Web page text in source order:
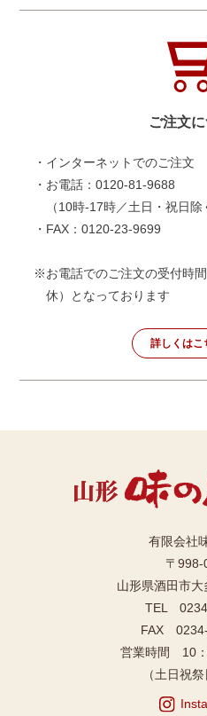
ご注文
・インターネットでのご注文
・お電話：0120-81-9688
（10時-17時／土日・祝日除
・FAX：0120-23-9699
※お電話でのご注文の受付時
休）となっております
詳しくはこ
有限会社
〒998-
山形県酒田市
TEL
FAX
営業時間 10
（土日祝祭